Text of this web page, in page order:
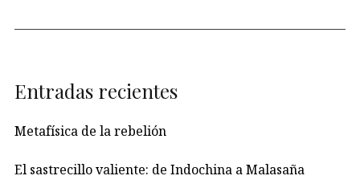
Entradas recientes
Metafísica de la rebelión
El sastrecillo valiente: de Indochina a Malasaña